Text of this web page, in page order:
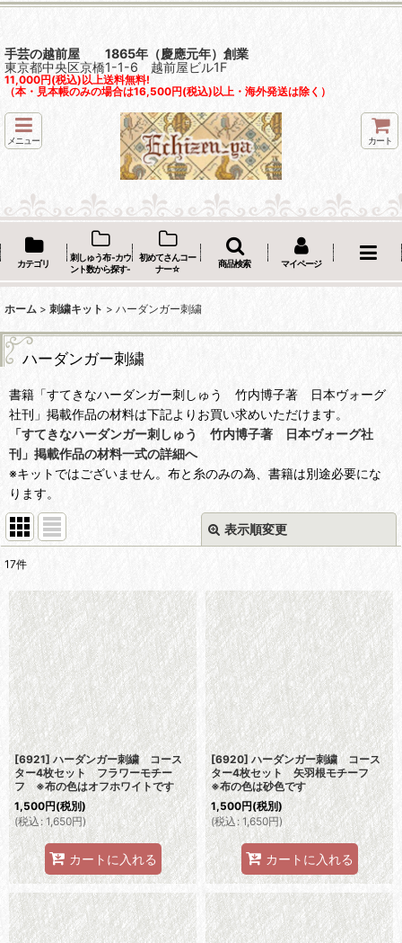
手芸の越前屋 1865年（慶應元年）創業
東京都中央区京橋1-1-6 越前屋ビル1F
11,000円(税込)以上送料無料!
（本・見本帳のみの場合は16,500円(税込)以上・海外発送は除く）
メニュー カート
カテゴリ
刺しゅう布 -カウ
ント数から探す-
初めてさんコー
ナー☆
商品検索 マイページ
ホーム > 刺繍キット > ハーダンガー刺繍
ハーダンガー刺繍
書籍「すてきなハーダンガー刺しゅう 竹内博子著 日本ヴォーグ
社刊」掲載作品の材料は下記よりお買い求めいただけます。
「すてきなハーダンガー刺しゅう 竹内博子著 日本ヴォーグ社
刊」掲載作品の材料一式の詳細へ
※キットではございません。布と糸のみの為、書籍は別途必要にな
ります。
表示順変更
並び順 :
絞り込む
17件
[6921] ハーダンガー刺繍 コース
ター4枚セット フラワーモチー
フ ※布の色はオフホワイトです
1,500円(税別)
(税込: 1,650円)
カートに入れる
[6920] ハーダンガー刺繍 コース
ター4枚セット 矢羽根モチーフ
※布の色は砂色です
1,500円(税別)
(税込: 1,650円)
カートに入れる